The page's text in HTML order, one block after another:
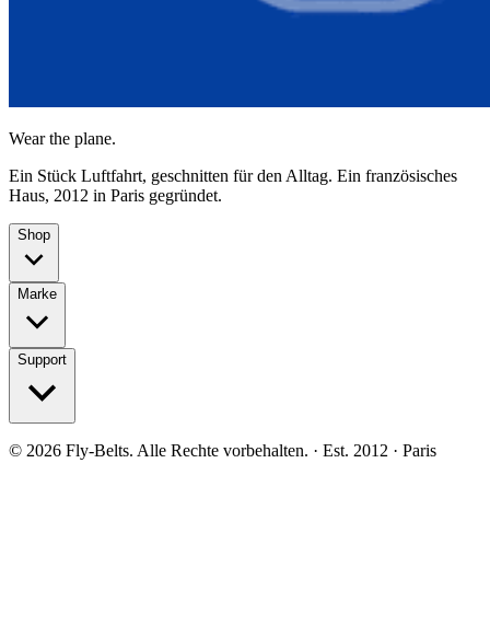
Wear the plane.
Ein Stück Luftfahrt, geschnitten für den Alltag. Ein französisches
Haus, 2012 in Paris gegründet.
Shop
Marke
Support
© 2026 Fly-Belts. Alle Rechte vorbehalten. · Est. 2012 · Paris